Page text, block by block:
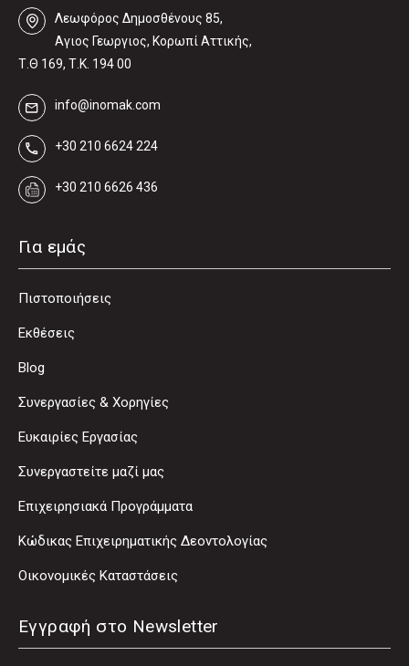
Λεωφόρος Δηµοσθένους 85,
Αγιος Γεωργιος, Κορωπί Αττικής,
Τ.Θ 169, Τ.Κ. 194 00
info@inomak.com
+30 210 6624 224
+30 210 6626 436
Για εμάς
Πιστοποιήσεις
Εκθέσεις
Blog
Συνεργασίες & Χορηγίες
Ευκαιρίες Εργασίας
Συνεργαστείτε μαζί μας
Επιχειρησιακά Προγράμματα
Κώδικας Επιχειρηματικής Δεοντολογίας
Οικονομικές Καταστάσεις
Εγγραφή στο Newsletter